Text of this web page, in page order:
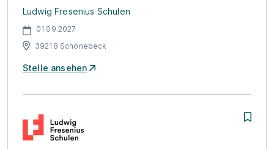
Ludwig Fresenius Schulen
01.09.2027
39218 Schönebeck
Stelle ansehen